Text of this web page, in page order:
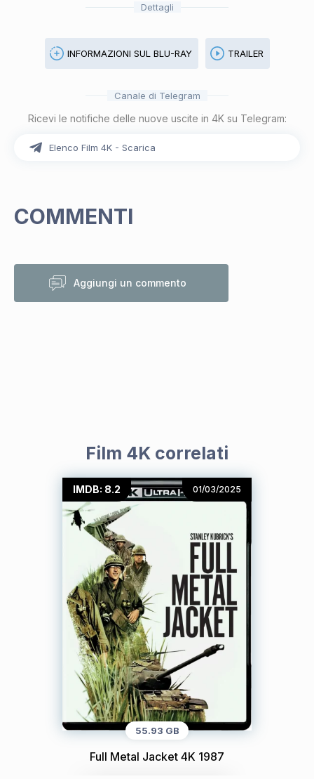
Dettagli
INFORMAZIONI SUL BLU-RAY TRAILER
Canale di Telegram
Ricevi le notifiche delle nuove uscite in 4K su Telegram:
Elenco Film 4K - Scarica
COMMENTI
Aggiungi un commento
Film 4K correlati
IMDB: 8.2 01/03/2025
55.93 GB
Full Metal Jacket 4K 1987